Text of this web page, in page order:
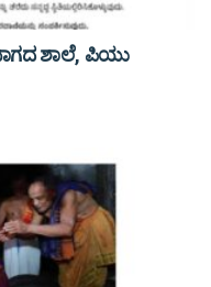
ಶಾಲೆ, ಪಿಯು